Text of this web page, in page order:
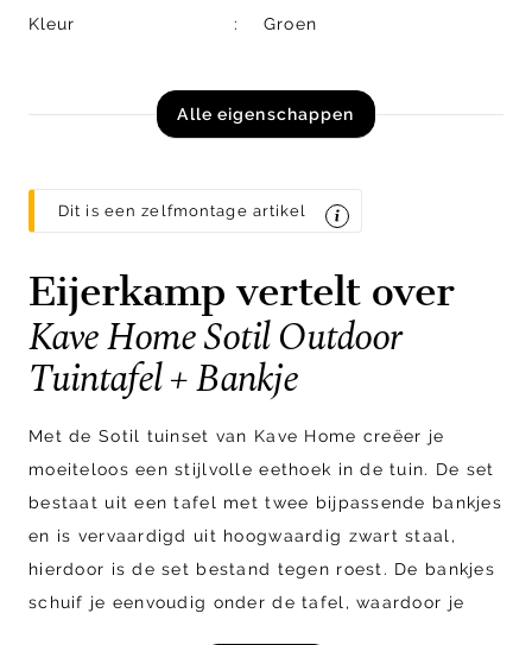
Kleur
Groen
Alle eigenschappen
Dit is een zelfmontage artikel
Eijerkamp vertelt over
Kave Home Sotil Outdoor
Tuintafel + Bankje
Met de Sotil tuinset van Kave Home creëer je
moeiteloos een stijlvolle eethoek in de tuin. De set
bestaat uit een tafel met twee bijpassende bankjes
en is vervaardigd uit hoogwaardig zwart staal,
hierdoor is de set bestand tegen roest. De bankjes
schuif je eenvoudig onder de tafel, waardoor je